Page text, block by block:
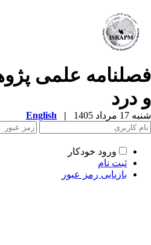
علمی­
درد
مرداد 1405 |
English
ورود خودکار
ثبت نام
بازیابی رمز عبور